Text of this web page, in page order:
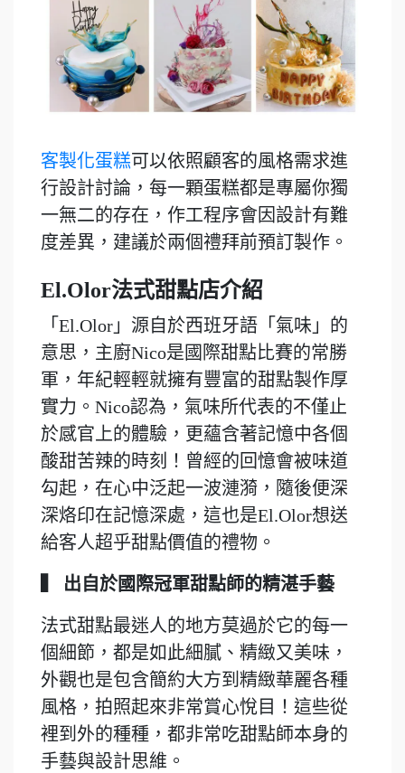
客製化蛋糕可以依照顧客的風格需求進
行設計討論，每一顆蛋糕都是專屬你獨
一無二的存在，作工程序會因設計有難
度差異，建議於兩個禮拜前預訂製作。
El.Olor法式甜點店介紹
「El.Olor」源自於西班牙語「氣味」的
意思，主廚Nico是國際甜點比賽的常勝
軍，年紀輕輕就擁有豐富的甜點製作厚
實力。Nico認為，氣味所代表的不僅止
於感官上的體驗，更蘊含著記憶中各個
酸甜苦辣的時刻！曾經的回憶會被味道
勾起，在心中泛起一波漣漪，隨後便深
深烙印在記憶深處，這也是El.Olor想送
給客人超乎甜點價值的禮物。
▍ 出自於國際冠軍甜點師的精湛手藝
法式甜點最迷人的地方莫過於它的每一
個細節，都是如此細膩、精緻又美味，
外觀也是包含簡約大方到精緻華麗各種
風格，拍照起來非常賞心悅目！這些從
裡到外的種種，都非常吃甜點師本身的
手藝與設計思維。